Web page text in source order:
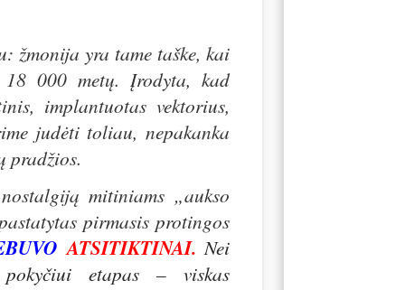
žmonija yra tame taške, kai
18 000 metų. Įrodyta, kad
implantuotas vektorius,
judėti toliau, nepakanka
pradžios.
mitiniams „aukso
pirmasis protingos
BUVOATSITIKTINAI.Nei
etapas – viskas